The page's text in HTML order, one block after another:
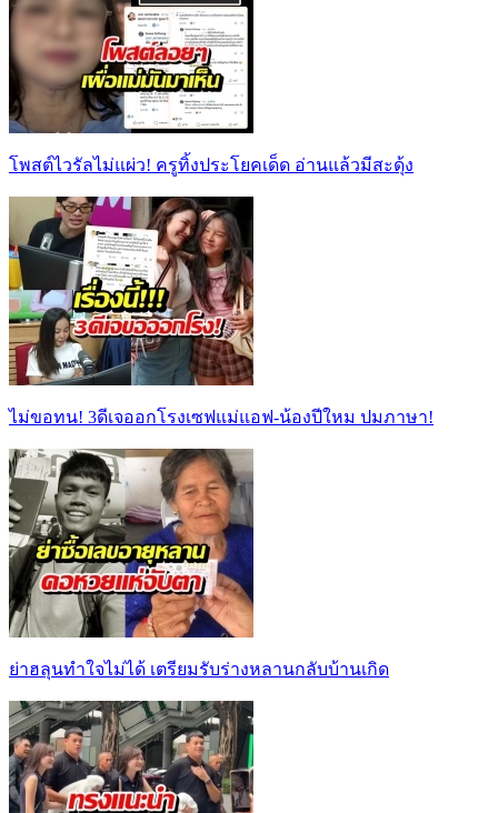
โพสต์ไวรัลไม่แผ่ว! ครูทิ้งประโยคเด็ด อ่านแล้วมีสะดุ้ง
ไม่ขอทน! 3ดีเจออกโรงเซฟแม่แอฟ-น้องปีใหม ปมภาษา!
ย่าฮลุนทำใจไม่ได้ เตรียมรับร่างหลานกลับบ้านเกิด